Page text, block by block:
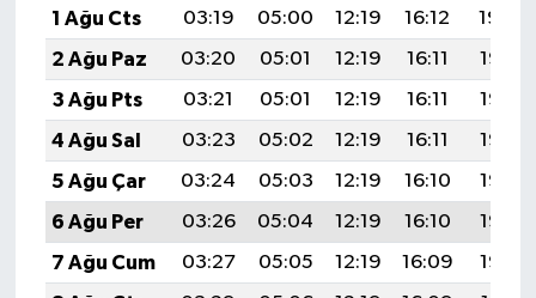
1 Ağu Cts
03:19 05:00 12:19 16:12
19:29
2 Ağu Paz
03:20 05:01 12:19 16:11
19:28
3 Ağu Pts
03:21 05:01 12:19 16:11
19:27
4 Ağu Sal
03:23 05:02 12:19 16:11
19:26
5 Ağu Çar
03:24 05:03 12:19 16:10
19:25
6 Ağu Per
03:26 05:04 12:19 16:10
19:23
7 Ağu Cum
03:27 05:05 12:19 16:09
19:22